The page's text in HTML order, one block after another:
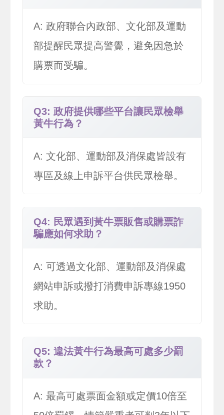
A: 政府聯合內政部、文化部及運動
部提醒民眾提高警覺，避免因急於
購票而受騙。
Q3: 政府提供哪些平台讓民眾檢舉
黃牛行為？
A: 文化部、運動部及消保處皆設有
專區及線上申訴平台供民眾檢舉。
Q4: 民眾遇到黃牛票販售或購票詐
騙應如何求助？
A: 可透過文化部、運動部及消保處
網站申訴或撥打消費申訴專線1950
求助。
Q5: 違法黃牛行為最高可處多少罰
款？
A: 最高可處票面金額或定價10倍至